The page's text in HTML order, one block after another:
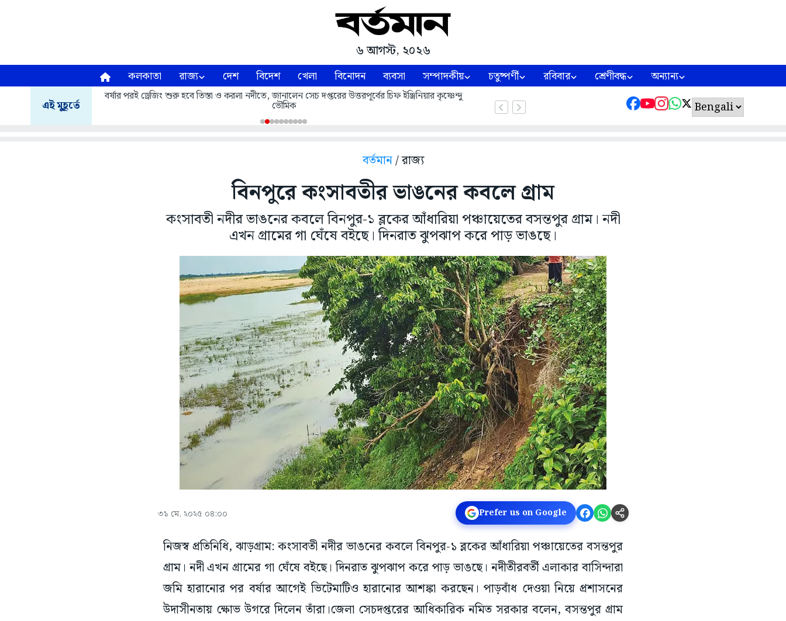
৬ আগস্ট, ২০২৬
কলকাতা রাজ্য দেশ বিদেশ খেলা বিনোদন ব্যবসা সম্পাদকীয় চতুষ্পর্ণী রবিবার শ্রেণীবদ্ধ অন্যান্য
এই মুহূর্তে
বর্ষার পরই ড্রেজিং শুরু হবে তিস্তা ও করলা নদীতে, জানালেন সেচ দপ্তরের উত্তরপূর্বের চিফ ইঞ্জিনিয়ার কৃষ্ণেন্দু
ভৌমিক
বর্তমান/ রাজ্য
বিনপুরে কংসাবতীর ভাঙনের কবলে গ্রাম
কংসাবতী নদীর ভাঙনের কবলে বিনপুর-১ ব্লকের আঁধারিয়া পঞ্চায়েতের বসন্তপুর গ্রাম। নদী
এখন গ্ৰামের গা ঘেঁষে বইছে। দিনরাত ঝুপঝাপ করে পাড় ভাঙছে।
৩১ মে, ২০২৫ ০৪:০০ Prefer us on Google
নিজস্ব প্রতিনিধি, ঝাড়গ্রাম: কংসাবতী নদীর ভাঙনের কবলে বিনপুর-১ ব্লকের আঁধারিয়া পঞ্চায়েতের বসন্তপুর
গ্রাম। নদী এখন গ্ৰামের গা ঘেঁষে বইছে। দিনরাত ঝুপঝাপ করে পাড় ভাঙছে। নদীতীরবর্তী এলাকার বাসিন্দারা
জমি হারানোর পর বর্ষার আগেই ভিটেমাটিও হারানোর আশঙ্কা করছেন। পাড়বাঁধ দেওয়া নিয়ে প্রশাসনের
উদাসীনতায় ক্ষোভ উগরে দিলেন তাঁরা।জেলা সেচদপ্তরের আধিকারিক নমিত সরকার বলেন, বসন্তপুর গ্ৰাম